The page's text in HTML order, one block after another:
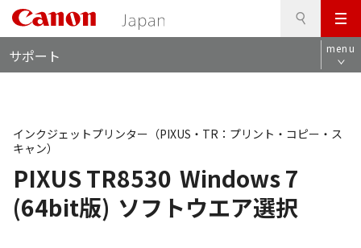
メ
ニ
ュ
サポート menu
PIXUS TR8530 Windows 7
(64bit版) ソフトウエア選択
インクジェットプリンター（PIXUS・TR：プリント・コピー・ス
キャン）